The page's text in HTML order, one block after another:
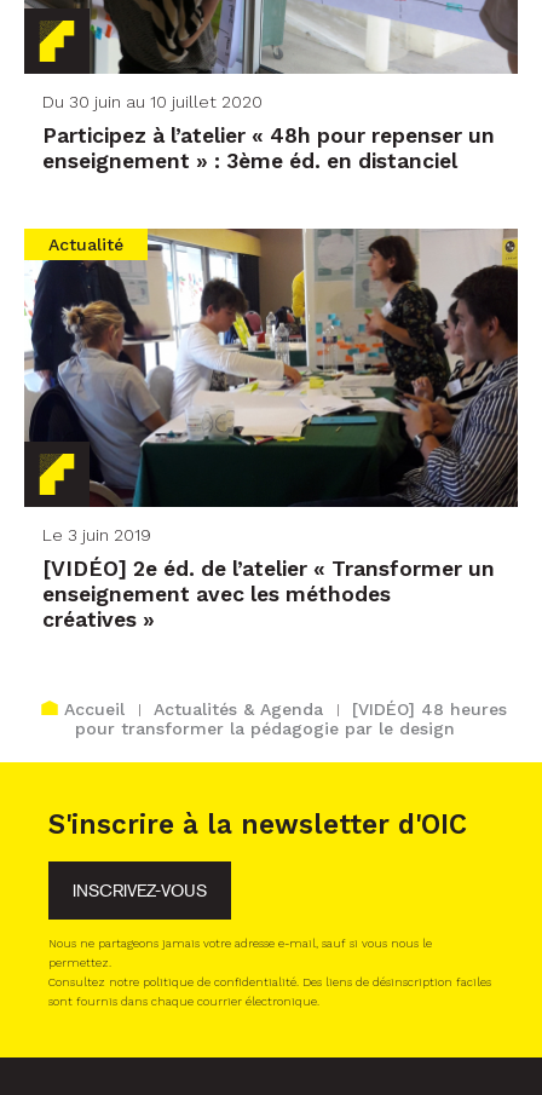
Du 30 juin au 10 juillet 2020
Participez à l’atelier « 48h pour repenser un
enseignement » : 3ème éd. en distanciel
Actualité
Le 3 juin 2019
[VIDÉO] 2e éd. de l’atelier « Transformer un
enseignement avec les méthodes
créatives »
Accueil Actualités & Agenda
[VIDÉO] 48 heures
pour transformer la pédagogie par le design
S'inscrire à la newsletter d'OIC
INSCRIVEZ-VOUS
Nous ne partageons jamais votre adresse e-mail, sauf si vous nous le
permettez.
Consultez notre politique de confidentialité. Des liens de désinscription faciles
sont fournis dans chaque courrier électronique.